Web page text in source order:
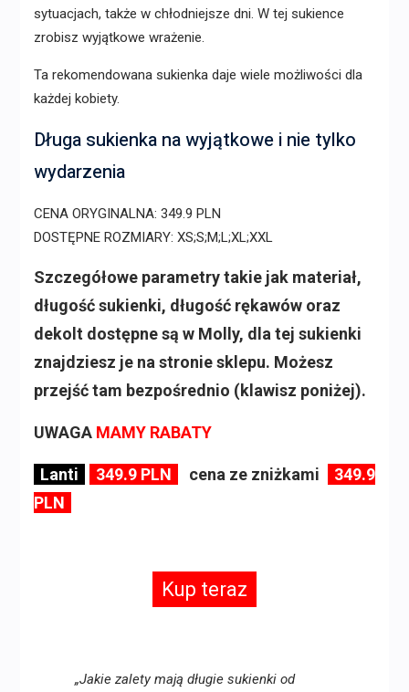
sytuacjach, także w chłodniejsze dni. W tej sukience
zrobisz wyjątkowe wrażenie.
Ta rekomendowana sukienka daje wiele możliwości dla
każdej kobiety.
Długa sukienka na wyjątkowe i nie tylko
wydarzenia
CENA ORYGINALNA: 349.9 PLN
DOSTĘPNE ROZMIARY: XS;S;M;L;XL;XXL
Szczegółowe parametry takie jak materiał,
długość sukienki, długość rękawów oraz
dekolt dostępne są w Molly, dla tej sukienki
znajdziesz je na stronie sklepu. Możesz
przejść tam bezpośrednio (klawisz poniżej).
UWAGA MAMY RABATY
Lanti 349.9 PLN cena ze zniżkami
349.9
PLN
Kup teraz
„Jakie zalety mają długie sukienki od